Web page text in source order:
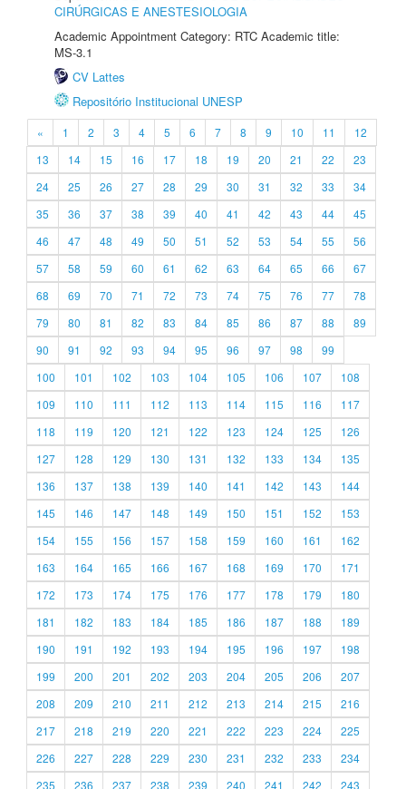
CIRÚRGICAS E ANESTESIOLOGIA
Academic Appointment Category: RTC Academic title:
MS-3.1
CV Lattes
Repositório Institucional UNESP
« 1 2 3 4 5 6 7 8 9 10 11
12
13
14 15 16 17 18 19 20 21 22
23
24
25 26 27 28 29 30 31 32 33
34
35
36 37 38 39 40 41 42 43 44
45
46
47 48 49 50 51 52 53 54 55
56
57
58 59 60 61 62 63 64 65 66
67
68
69 70 71 72 73 74 75 76 77
78
79
80 81 82 83 84 85 86 87 88
89
90
91 92 93 94 95 96 97 98
99
100
101 102 103 104 105 106 107
108
109
110 111 112 113 114 115 116
117
118
119 120 121 122 123 124 125
126
127
128 129 130 131 132 133 134
135
136
137 138 139 140 141 142 143
144
145
146 147 148 149 150 151 152
153
154
155 156 157 158 159 160 161
162
163
164 165 166 167 168 169 170
171
172
173 174 175 176 177 178 179
180
181
182 183 184 185 186 187 188
189
190
191 192 193 194 195 196 197
198
199
200 201 202 203 204 205 206
207
208
209 210 211 212 213 214 215
216
217
218 219 220 221 222 223 224
225
226
227 228 229 230 231 232 233
234
235
236 237 238 239 240 241 242 243